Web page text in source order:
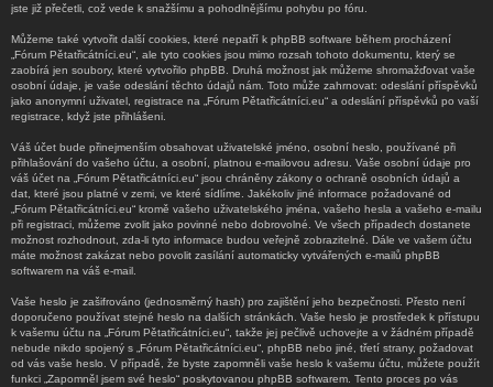
jste již přečetli, což vede k snažšímu a pohodlnějšímu pohybu po fóru.
Můžeme také vytvořit další cookies, které nepatří k phpBB software během procházení
„Fórum Pětatřicátníci.eu“, ale tyto cookies jsou mimo rozsah tohoto dokumentu, který se
zaobírá jen soubory, které vytvořilo phpBB. Druhá možnost jak můžeme shromažďovat vaše
osobní údaje, je vaše odeslání těchto údajů nám. Toto může zahrnovat: odeslání příspěvků
jako anonymní uživatel, registrace na „Fórum Pětatřicátníci.eu“ a odeslání příspěvků po vaší
registrace, když jste přihlášeni.
Váš účet bude přinejmenším obsahovat uživatelské jméno, osobní heslo, používané při
přihlašování do vašeho účtu, a osobní, platnou e-mailovou adresu. Vaše osobní údaje pro
váš účet na „Fórum Pětatřicátníci.eu“ jsou chráněny zákony o ochraně osobních údajů a
dat, které jsou platné v zemi, ve které sídlíme. Jakékoliv jiné informace požadované od
„Fórum Pětatřicátníci.eu“ kromě vašeho uživatelského jména, vašeho hesla a vašeho e-mailu
při registraci, můžeme zvolit jako povinné nebo dobrovolné. Ve všech případech dostanete
možnost rozhodnout, zda-li tyto informace budou veřejně zobrazitelné. Dále ve vašem účtu
máte možnost zakázat nebo povolit zasílání automaticky vytvářených e-mailů phpBB
softwarem na váš e-mail.
Vaše heslo je zašifrováno (jednosměrný hash) pro zajištění jeho bezpečnosti. Přesto není
doporučeno používat stejné heslo na dalších stránkách. Vaše heslo je prostředek k přístupu
k vašemu účtu na „Fórum Pětatřicátníci.eu“, takže jej pečlivě uchovejte a v žádném případě
nebude nikdo spojený s „Fórum Pětatřicátníci.eu“, phpBB nebo jiné, třetí strany, požadovat
od vás vaše heslo. V případě, že byste zapomněli vaše heslo k vašemu účtu, můžete použít
funkci „Zapomněl jsem své heslo“ poskytovanou phpBB softwarem. Tento proces po vás